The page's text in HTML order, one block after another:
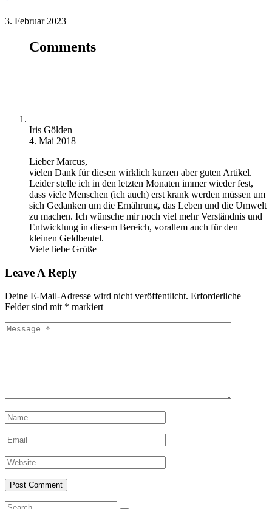
3. Februar 2023
Comments
Iris Gölden
4. Mai 2018
Lieber Marcus,
vielen Dank für diesen wirklich kurzen aber guten Artikel.
Leider stelle ich in den letzten Monaten immer wieder fest,
dass viele Menschen (ich auch) erst krank werden müssen um
sich Gedanken um die Ernährung, das Leben und die Umwelt
zu machen. Ich wünsche mir noch viel mehr Verständnis und
Entwicklung in diesem Bereich, vorallem auch für den
kleinen Geldbeutel.
Viele liebe Grüße
Leave A Reply
Deine E-Mail-Adresse wird nicht veröffentlicht. Erforderliche
Felder sind mit * markiert
Search